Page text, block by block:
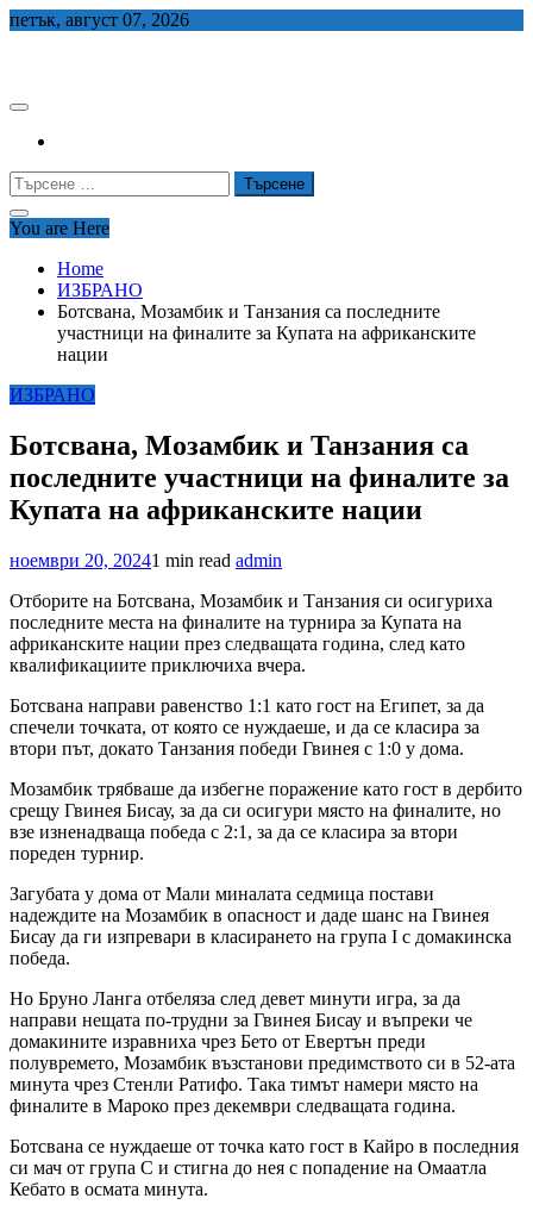
Skip
петък, август 07, 2026
Търсене
за:
You are Here
Home
ИЗБРАНО
Ботсвана, Мозамбик и Танзания са последните
участници на финалите за Купата на африканските
нации
ИЗБРАНО
Ботсвана, Мозамбик и Танзания са
последните участници на финалите за
Купата на африканските нации
ноември 20, 20241 min read admin
Отборите на Ботсвана, Мозамбик и Танзания си осигуриха
последните места на финалите на турнира за Купата на
африканските нации през следващата година, след като
квалификациите приключиха вчера.
Ботсвана направи равенство 1:1 като гост на Египет, за да
спечели точката, от която се нуждаеше, и да се класира за
втори път, докато Танзания победи Гвинея с 1:0 у дома.
Мозамбик трябваше да избегне поражение като гост в дербито
срещу Гвинея Бисау, за да си осигури място на финалите, но
взе изненадваща победа с 2:1, за да се класира за втори
пореден турнир.
Загубата у дома от Мали миналата седмица постави
надеждите на Мозамбик в опасност и даде шанс на Гвинея
Бисау да ги изпревари в класирането на група I с домакинска
победа.
Но Бруно Ланга отбеляза след девет минути игра, за да
направи нещата по-трудни за Гвинея Бисау и въпреки че
домакините изравниха чрез Бето от Евертън преди
полувремето, Мозамбик възстанови предимството си в 52-ата
минута чрез Стенли Ратифо. Така тимът намери място на
финалите в Мароко през декември следващата година.
Ботсвана се нуждаеше от точка като гост в Кайро в последния
си мач от група С и стигна до нея с попадение на Омаатла
Кебато в осмата минута.